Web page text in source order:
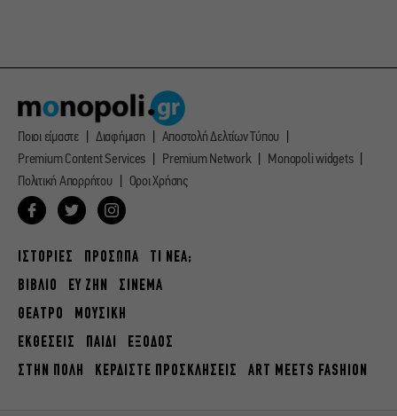
Ποιοι είμαστε Διαφήμιση
Αποστολή Δελτίων Τύπου
Premium Content Services
Premium Network
Monopoli widgets
Πολιτική Απορρήτου
Οροι Χρήσης
ΙΣΤΟΡΙΕΣ ΠΡΟΣΩΠΑ
ΤΙ ΝΕΑ;
ΒΙΒΛΙΟ
ΕΥ ΖΗΝ
ΣΙΝΕΜΑ
ΘΕΑΤΡΟ
ΜΟΥΣΙΚΗ
ΕΚΘΕΣΕΙΣ
ΠΑΙΔΙ
ΕΞΟΔΟΣ
ΣΤΗΝ ΠΟΛΗ
ΚΕΡΔΙΣΤΕ ΠΡΟΣΚΛΗΣΕΙΣ ART MEETS FASHION